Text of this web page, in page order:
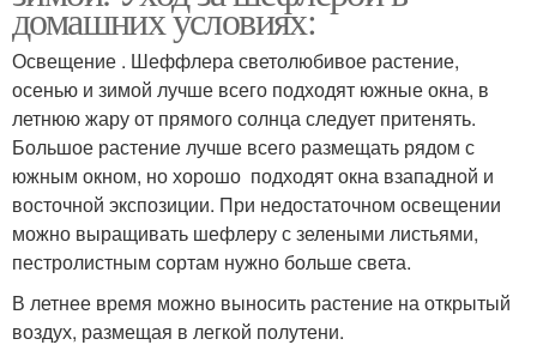
домашних условиях:
Освещение . Шеффлера светолюбивое растение,
осенью и зимой лучше всего подходят южные окна, в
летнюю жару от прямого солнца следует притенять.
Большое растение лучше всего размещать рядом с
южным окном, но хорошо подходят окна взападной и
восточной экспозиции. При недостаточном освещении
можно выращивать шефлеру с зелеными листьями,
пестролистным сортам нужно больше света.
В летнее время можно выносить растение на открытый
воздух, размещая в легкой полутени.